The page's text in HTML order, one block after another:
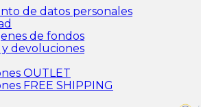
de datos personales
de fondos
devoluciones
OUTLET
FREE SHIPPING